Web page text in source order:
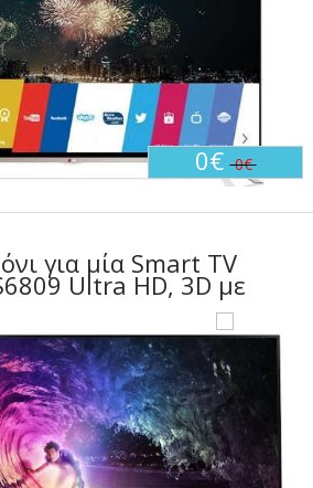
0€0€
για μία Smart TV
Ultra HD, 3D με